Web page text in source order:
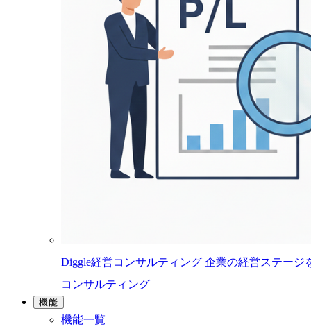
Diggle経営コンサルティング 企業の経営ステージ
コンサルティング
機能
機能一覧